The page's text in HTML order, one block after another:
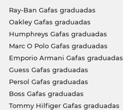
Ray-Ban Gafas graduadas
Oakley Gafas graduadas
Humphreys Gafas graduadas
Marc O Polo Gafas graduadas
Emporio Armani Gafas graduadas
Guess Gafas graduadas
Persol Gafas graduadas
Boss Gafas graduadas
Tommy Hilfiger Gafas graduadas